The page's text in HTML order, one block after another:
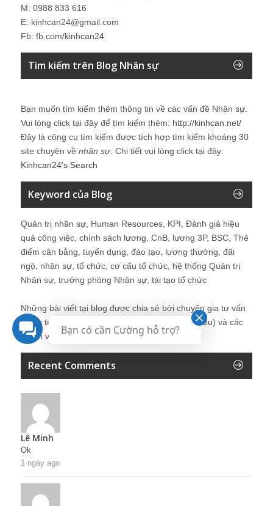
M: 0988 833 616
E: kinhcan24@gmail.com
Fb: fb.com/kinhcan24
Tìm kiếm trên Blog Nhân sự
Bạn muốn tìm kiếm thêm thông tin về các vấn đề Nhân sự
Vui lòng click tại đây để tìm kiếm thêm: http://kinhcan.net/
Đây là công cụ tìm kiếm được tích hợp tìm kiếm khoảng 30
site chuyên về nhân sự. Chi tiết vui lòng click tại đây:
Kinhcan24′s Search
Keyword của Blog
Quản trị nhân sự, Human Resources, KPI, Đánh giá hiệu
quả công việc, chính sách lương, CnB, lương 3P, BSC, Thẻ
điểm cân bằng, tuyển dụng, đào tạo, lương thưởng, đãi
ngộ, nhân sự, tổ chức, cơ cấu tổ chức, hệ thống Quản trị
Nhân sự, trưởng phòng Nhân sự, tái tạo tổ chức
Những bài viết tại blog được chia sẻ bởi chuyên gia tư vấn
Quản trị Nhân sự Nguyễn Hùng Cường (
giới thiệu) và các
thành viên khác trong cộng đồng Nhân sự.
Recent Comments
Lê Minh
Ok
1 ngày ago
Bạn có cần Cường hỗ trợ?